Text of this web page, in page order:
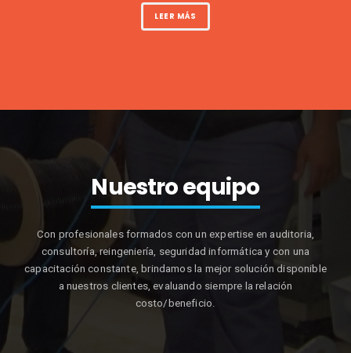
LEER MÁS
Nuestro equipo
Con profesionales formados con un expertise en auditoria,
consultoría, reingeniería, seguridad informática y con una
capacitación constante, brindamos la mejor solución disponible
a nuestros clientes, evaluando siempre la relación
costo/beneficio.